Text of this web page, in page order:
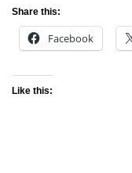
Share this:
Facebook
Like this: